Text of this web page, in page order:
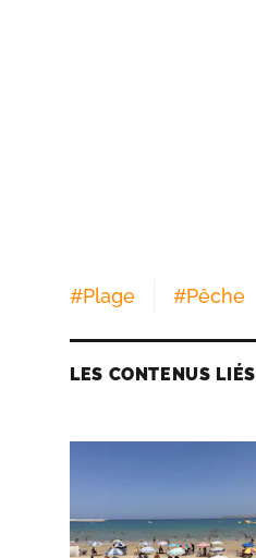
#Plage #Pêche
LES CONTENUS LIÉS